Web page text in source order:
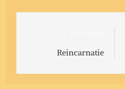
navigation
Reincarnatie